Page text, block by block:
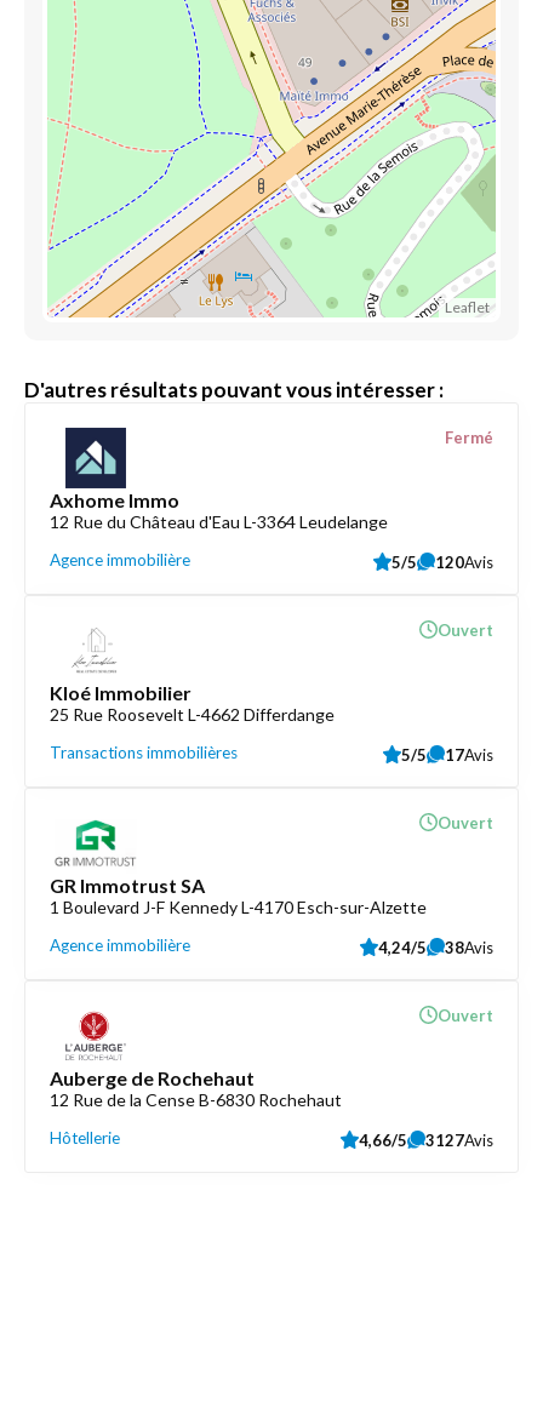
Leaflet
D'autres résultats pouvant vous intéresser :
Axhome Immo
12 Rue du Château d'Eau L-3364 Leudelange
Agence immobilière
Fermé
5/5 120Avis
Kloé Immobilier
25 Rue Roosevelt L-4662 Differdange
Transactions immobilières
Ouvert
5/5 17Avis
GR Immotrust SA
1 Boulevard J-F Kennedy L-4170 Esch-sur-Alzette
Agence immobilière
Ouvert
4,24/5 38Avis
Auberge de Rochehaut
12 Rue de la Cense B-6830 Rochehaut
Hôtellerie
Ouvert
4,66/5 3127Avis